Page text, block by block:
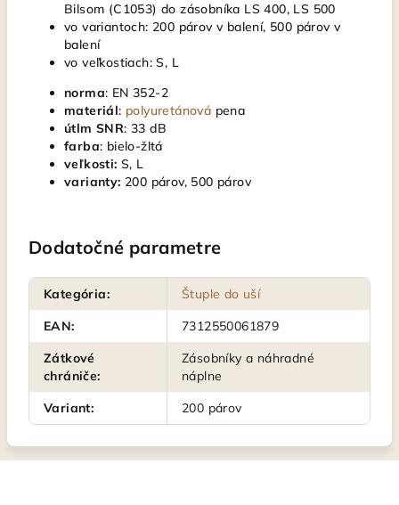
Bilsom (C1053) do zásobníka LS 400, LS 500
vo variantoch: 200 párov v balení, 500 párov v
balení
vo veľkostiach: S, L
norma: EN 352-2
materiál: polyuretánová pena
útlm SNR: 33 dB
farba: bielo-žltá
veľkosti: S, L
varianty: 200 párov, 500 párov
Dodatočné parametre
Kategória:
Štuple do uší
EAN:
7312550061879
Zátkové
chrániče:
Zásobníky a náhradné
náplne
Variant: 200 párov